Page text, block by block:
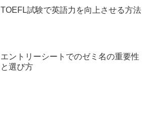
TOEFL試験で英語力を向上させる方法
エントリーシートでのゼミ名の重要性
と選び方